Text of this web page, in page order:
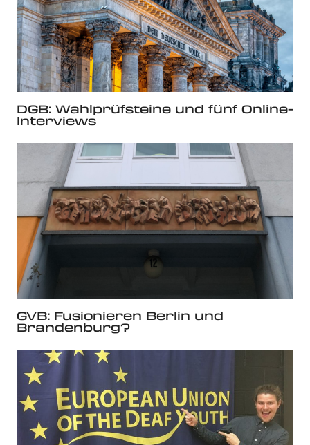
DGB: Wahlprüfsteine und fünf Online-
Interviews
GVB: Fusionieren Berlin und
Brandenburg?